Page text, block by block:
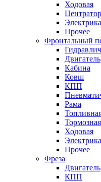
Ходовая
Центратор
Электрика
Прочее
Фронтальный
Двигатель
Кабина
Ковш
КПП
Рама
Ходовая
Электрика
Прочее
Фреза
Двигатель
КПП